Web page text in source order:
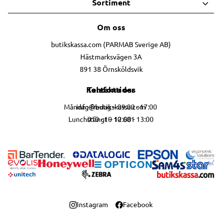
Om oss
butikskassa.com (PARMAB Sverige AB)
Hästmarksvägen 3A
891 38 Örnsköldsvik
Kontakta oss
info@butikskassa.com
010 - 10 10 681
Telefontider
Måndag-fredag – 09:00 - 17:00
Lunchstängt – 12:00 - 13:00
Sortiment
Instagram Facebook